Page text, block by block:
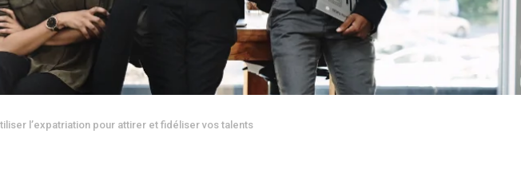
l’expatriation pour attirer et fidéliser vos talents